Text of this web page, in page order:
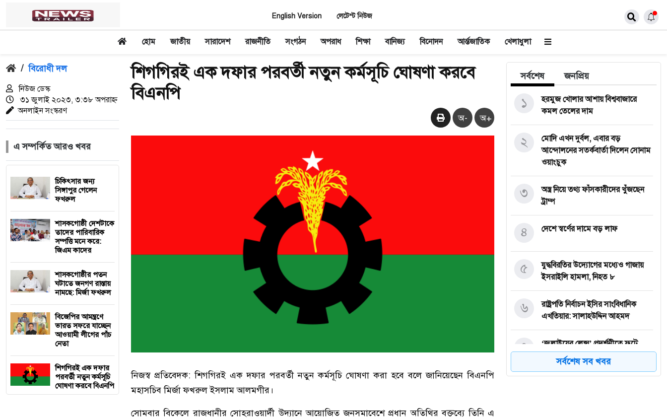
English Version লেটেস্ট নিউজ
হোম জাতীয় সারাদেশ রাজনীতি সংগঠন অপরাধ শিক্ষা বানিজ্য বিনোদন আর্ন্তজাতিক খেলাধুলা
/ বিরোধী দল
নিউজ ডেস্ক
৩১ জুলাই ২০২৩, ৩:৩৮ অপরাহ্ন
অনলাইন সংস্করণ
এ সম্পর্কিত আরও খবর
চিকিৎসার জন্য
সিঙ্গাপুর গেলেন
ফখরুল
শাসকগোষ্ঠী দেশটাকে
তাদের পারিবারিক
সম্পত্তি মনে করে:
জিএম কাদের
শাসকগোষ্ঠীর পতন
ঘটাতে জনগণ রাস্তায়
নামছে: মির্জা ফখরুল
বিজেপির আমন্ত্রণে
ভারত সফরে যাচ্ছেন
আওয়ামী লীগের পাঁচ
নেতা
শিগগিরই এক দফার
পরবর্তী নতুন কর্মসূচি
ঘোষণা করবে বিএনপি
শিগগিরই এক দফার পরবর্তী নতুন কর্মসূচি ঘোষণা করবে
বিএনপি
অ- অ+
নিজস্ব প্রতিবেদক: শিগগিরই এক দফার পরবর্তী নতুন কর্মসূচি ঘোষণা করা হবে বলে জানিয়েছেন বিএনপি
মহাসচিব মির্জা ফখরুল ইসলাম আলমগীর।
সোমবার বিকেলে রাজধানীর সোহরাওয়ার্দী উদ্যানে আয়োজিত জনসমাবেশে প্রধান অতিথির বক্তব্যে তিনি এ
সর্বশেষ জনপ্রিয়
হরমুজ খোলার আশায় বিশ্ববাজারে
কমল তেলের দাম
১
মোদি এখন দুর্বল, এবার বড়
আন্দোলনের সতর্কবার্তা দিলেন সোনাম
ওয়াংচুক
২
অস্ত্র নিয়ে তথ্য ফাঁসকারীদের খুঁজছেন
ট্রাম্প
৩
দেশে স্বর্ণের দামে বড় লাফ
৪
যুদ্ধবিরতির উদ্যোগের মধ্যেও গাজায়
ইসরাইলি হামলা, নিহত ৮
৫
রাষ্ট্রপতি নির্বাচন ইসির সাংবিধানিক
এখতিয়ার: সালাহউদ্দিন আহমদ
৬
‘জুলাইয়ের লেন্স’ প্রদর্শনীতে ফুটে
উঠেছে গণঅভ্যুত্থানের ভয়াবহতা
৭
সর্বশেষ সব খবর